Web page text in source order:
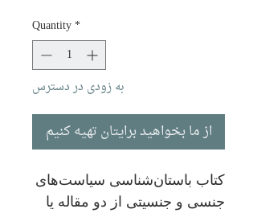
Quantity*
به زودی در دسترس
از ما بخواهید برایتان تهیه کنیم
کتاب باستان‌شناسی سیاست‌های
جنسی و جنسیتی از دو مقاله یا